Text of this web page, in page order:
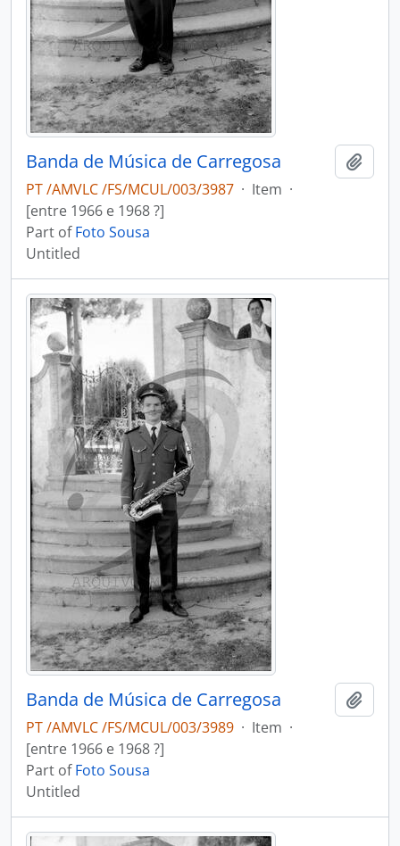
Banda de Música de Carregosa
PT /AMVLC /FS/MCUL/003/3987 · Item ·
[entre 1966 e 1968 ?]
Part ofFoto Sousa
Untitled
Banda de Música de Carregosa
PT /AMVLC /FS/MCUL/003/3989 · Item ·
[entre 1966 e 1968 ?]
Part ofFoto Sousa
Untitled